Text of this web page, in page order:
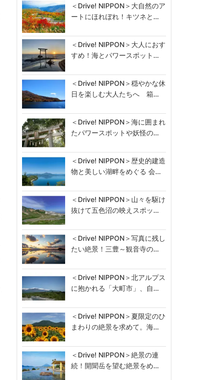
＜Drive! NIPPON＞大自然のア
ートにほれぼれ！キツネと…
＜Drive! NIPPON＞大人におす
すめ！海とパワースポット…
＜Drive! NIPPON＞穏やかな休
日を楽しむ大人たちへ 箱…
＜Drive! NIPPON＞海に囲まれ
たパワースポットや妖怪の…
＜Drive! NIPPON＞歴史的建造
物と美しい湖畔をめぐる 会…
＜Drive! NIPPON＞山々を駆け
抜けて五色沼の映えスポッ…
＜Drive! NIPPON＞写真に残し
たい絶景！三豊～観音寺の…
＜Drive! NIPPON＞北アルプス
に抱かれる「大町市」、自…
＜Drive! NIPPON＞夏限定のひ
まわりの絶景を求めて。海…
＜Drive! NIPPON＞絶景の連
続！開聞岳を望む絶景をめ…